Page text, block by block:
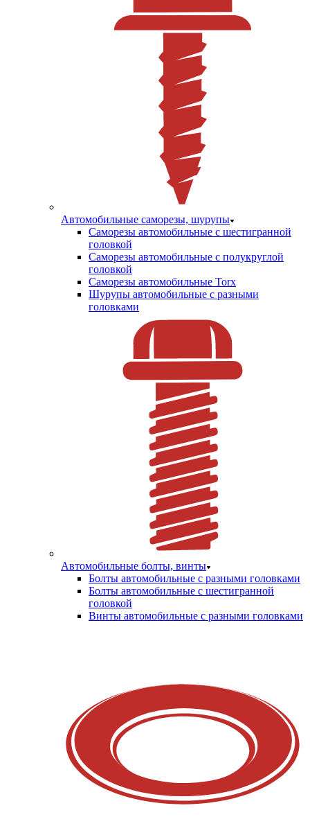
Автомобильные саморезы, шурупы
Саморезы автомобильные с шестигранной
головкой
Саморезы автомобильные с полукруглой
головкой
Саморезы автомобильные Torx
Шурупы автомобильные с разными
головками
Автомобильные болты, винты
Болты автомобильные с разными головками
Болты автомобильные с шестигранной
головкой
Винты автомобильные с разными головками